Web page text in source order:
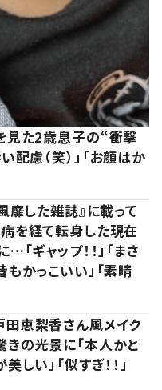
見た2歳息子の“衝撃
慮（笑）」「お顔はか
した雑誌』に載って
を経て転身した現在
ギャップ！！」「まさ
もかっこいい」「素晴
恵梨香さん風メイク
の光景に「本人かと
しい」「似すぎ！！」